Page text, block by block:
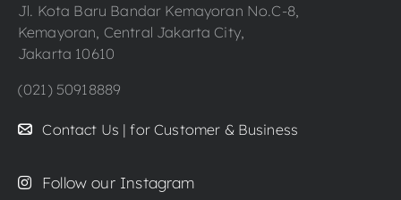
Jl. Kota Baru Bandar Kemayoran No.C-8,
Kemayoran, Central Jakarta City,
Jakarta 10610
(021) 50918889
Contact Us | for Customer & Business
Follow our Instagram